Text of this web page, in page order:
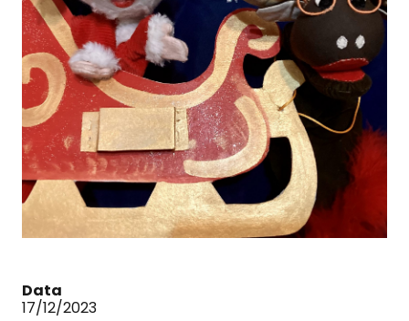
Data
17/12/2023